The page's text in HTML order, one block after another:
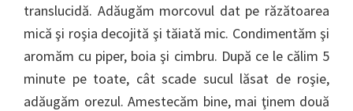
translucidă. Adăugăm morcovul dat pe răzătoarea
mică şi roşia decojită şi tăiată mic. Condimentăm şi
aromăm cu piper, boia şi cimbru. După ce le călim 5
minute pe toate, cât scade sucul lăsat de roşie,
adăugăm orezul. Amestecăm bine, mai ţinem două